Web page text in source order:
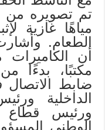
تم تصويره من
مياهًا غازية
الطعام.
مكتبًا، بدءًا
ضابط الاتصال
الداخلية
ورئيس قطاع
الوطني